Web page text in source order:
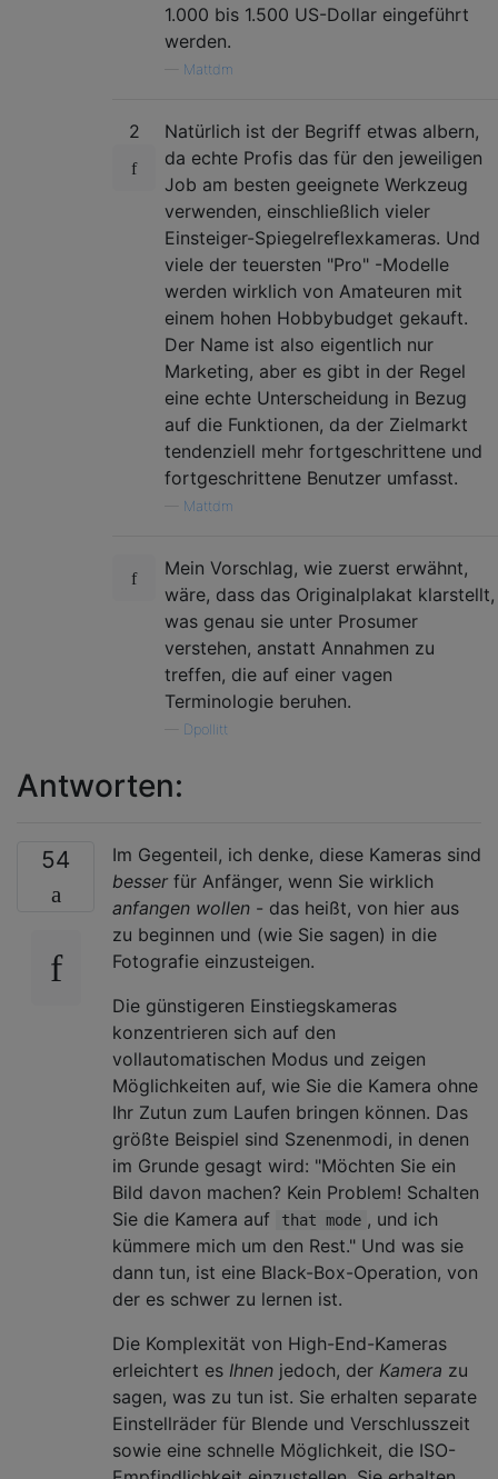
1.000 bis 1.500 US-Dollar eingeführt
werden.
Mattdm
2
Natürlich ist der Begriff etwas albern,
da echte Profis das für den jeweiligen
Job am besten geeignete Werkzeug
verwenden, einschließlich vieler
Einsteiger-Spiegelreflexkameras. Und
viele der teuersten "Pro" -Modelle
werden wirklich von Amateuren mit
einem hohen Hobbybudget gekauft.
Der Name ist also eigentlich nur
Marketing, aber es gibt in der Regel
eine echte Unterscheidung in Bezug
auf die Funktionen, da der Zielmarkt
tendenziell mehr fortgeschrittene und
fortgeschrittene Benutzer umfasst.
Mattdm
Mein Vorschlag, wie zuerst erwähnt,
wäre, dass das Originalplakat klarstellt,
was genau sie unter Prosumer
verstehen, anstatt Annahmen zu
treffen, die auf einer vagen
Terminologie beruhen.
Dpollitt
Antworten:
54
Im Gegenteil, ich denke, diese Kameras sind
besser für Anfänger, wenn Sie wirklich
anfangen wollen - das heißt, von hier aus
zu beginnen und (wie Sie sagen) in die
Fotografie einzusteigen.
Die günstigeren Einstiegskameras
konzentrieren sich auf den
vollautomatischen Modus und zeigen
Möglichkeiten auf, wie Sie die Kamera ohne
Ihr Zutun zum Laufen bringen können. Das
größte Beispiel sind Szenenmodi, in denen
im Grunde gesagt wird: "Möchten Sie ein
Bild davon machen? Kein Problem! Schalten
Sie die Kamera auf
that mode , und ich
kümmere mich um den Rest." Und was sie
dann tun, ist eine Black-Box-Operation, von
der es schwer zu lernen ist.
Die Komplexität von High-End-Kameras
erleichtert es Ihnen jedoch, der Kamera zu
sagen, was zu tun ist. Sie erhalten separate
Einstellräder für Blende und Verschlusszeit
sowie eine schnelle Möglichkeit, die ISO-